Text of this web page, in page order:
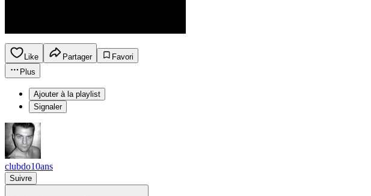
Like Partager
Favori
Plus
Ajouter à la playlist
Signaler
clubdo10ans
Suivre